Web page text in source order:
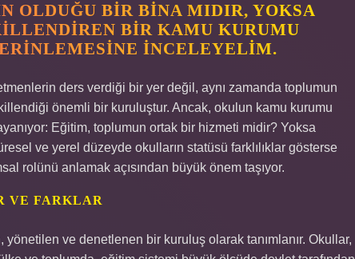
OLDUĞU BIR BINA MIDIR, YOKSA
BIR KAMU KURUMU
INCELEYELIM.
ders verdiği bir yer değil, aynı zamanda toplumun
önemli bir kuruluştur. Ancak, okulun kamu kurumu
Eğitim, toplumun ortak bir hizmeti midir? Yoksa
ve yerel düzeyde okulların statüsü farklılıklar gösterse
rolünü anlamak açısından büyük önem taşıyor.
VE FARKLAR
ve denetlenen bir kuruluş olarak tanımlanır. Okullar,